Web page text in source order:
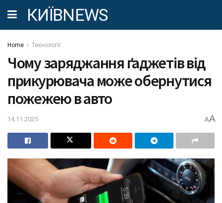
КИЇВNEWS
Home Технології
Чому заряджання ґаджетів від
прикурювача може обернутися
пожежею в авто
14.11.2025 AA